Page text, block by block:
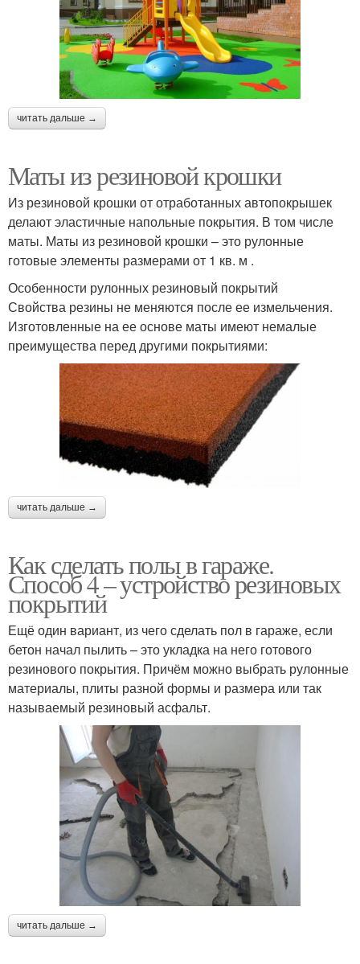
читать дальше →
Маты из резиновой крошки
Из резиновой крошки от отработанных автопокрышек
делают эластичные напольные покрытия. В том числе
маты. Маты из резиновой крошки – это рулонные
готовые элементы размерами от 1 кв. м .
Особенности рулонных резиновый покрытий
Свойства резины не меняются после ее измельчения.
Изготовленные на ее основе маты имеют немалые
преимущества перед другими покрытиями:
читать дальше →
Как сделать полы в гараже.
Способ 4 – устройство резиновых
покрытий
Ещё один вариант, из чего сделать пол в гараже, если
бетон начал пылить – это укладка на него готового
резинового покрытия. Причём можно выбрать рулонные
материалы, плиты разной формы и размера или так
называемый резиновый асфальт.
читать дальше →